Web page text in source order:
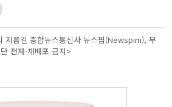
지름길 종합뉴스통신사 뉴스핌(Newspim), 무
단 전재-재배포 금지>